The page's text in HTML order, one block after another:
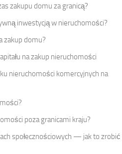
zakupu domu za granicą?
inwestycją w nieruchomości?
zakup domu?
na zakup nieruchomości
nieruchomości komercyjnych na
poza granicami kraju?
społecznościowych — jak to zrobić